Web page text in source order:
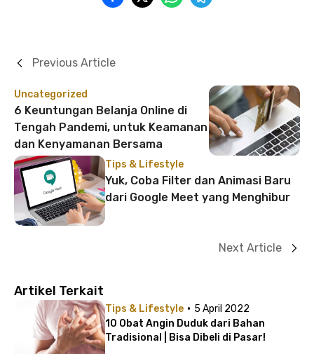
Uncategorized
6 Keuntungan Belanja Online di
Tengah Pandemi, untuk Keamanan
dan Kenyamanan Bersama
Previous Article
Tips & Lifestyle
Yuk, Coba Filter dan Animasi Baru
dari Google Meet yang Menghibur
Next Article
Artikel Terkait
Tips & Lifestyle · 5 April 2022
10 Obat Angin Duduk dari Bahan
Tradisional | Bisa Dibeli di Pasar!